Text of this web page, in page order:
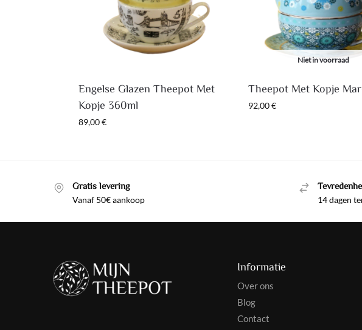
Engelse Glazen Theepot Met
Kopje 360ml
89,00€
Niet in voorraad
Theepot Met Kopje
92,00€
Gratis levering
Vanaf 50€ aankoop 14 dagen
Informatie
Over ons
Blog
Contact